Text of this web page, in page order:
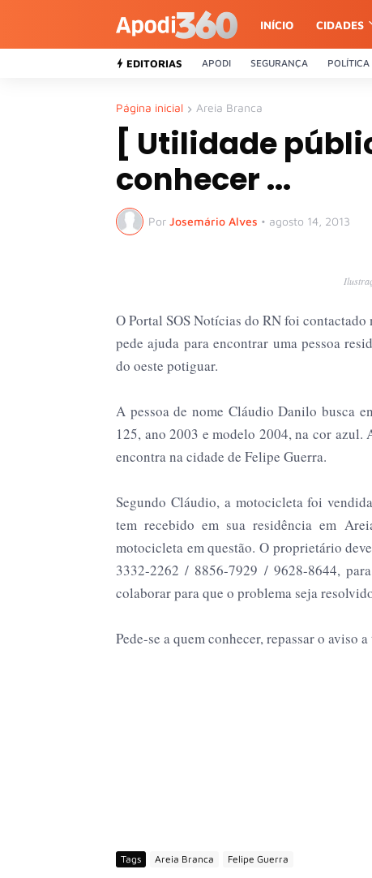
INÍCIO CIDADES
EDITORIAS APODI SEGURANÇA POLÍTICA
Página inicial Areia Branca
[ Utilidade
conhecer ...
Por Josemário Alves • agosto 14, 2013
O Portal SOS Notícias do RN foi
pede ajuda para encontrar uma pessoa
do oeste potiguar.
A pessoa de nome Cláudio Danilo busca
125, ano 2003 e modelo 2004, na cor azul.
encontra na cidade de Felipe Guerra.
Segundo Cláudio, a motocicleta foi
tem recebido em sua residência em
motocicleta em questão. O proprietário
3332-2262 / 8856-7929 / 9628-8644,
colaborar para que o problema seja
Pede-se a quem conhecer, repassar o
Tags Areia Branca Felipe Guerra